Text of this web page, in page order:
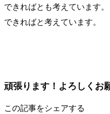
できればとも考えています
できればと考えています。
頑張ります！よろしくお
この記事をシェアする